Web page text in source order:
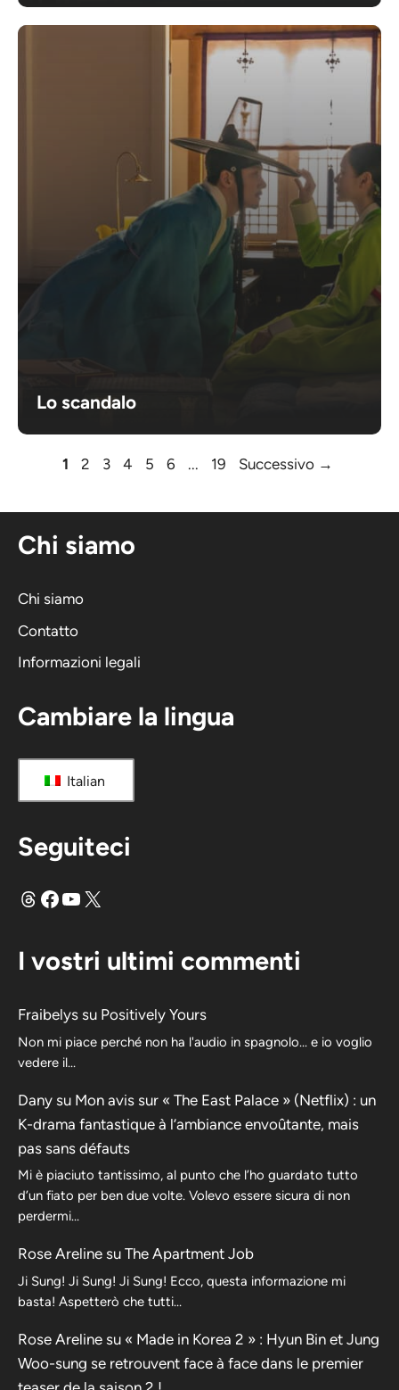
Lo scandalo
Pagina
1 Pagina
2 Pagina
3 Pagina
4 Pagina
5 Pagina
6 ... Pagina
19 Successivo →
Chi siamo
Chi siamo
Contatto
Informazioni legali
Cambiare la lingua
Italian
Seguiteci
FiliFacebook
YouTube
X
I vostri ultimi commenti
Fraibelys su Positively Yours
Non mi piace perché non ha l'audio in spagnolo... e io voglio
vedere il...
Dany su Mon avis sur « The East Palace » (Netflix) : un
K-drama fantastique à l’ambiance envoûtante, mais
pas sans défauts
Mi è piaciuto tantissimo, al punto che l’ho guardato tutto
d’un fiato per ben due volte. Volevo essere sicura di non
perdermi…
Rose Areline su The Apartment Job
Ji Sung! Ji Sung! Ji Sung! Ecco, questa informazione mi
basta! Aspetterò che tutti…
Rose Areline su « Made in Korea 2 » : Hyun Bin et Jung
Woo-sung se retrouvent face à face dans le premier